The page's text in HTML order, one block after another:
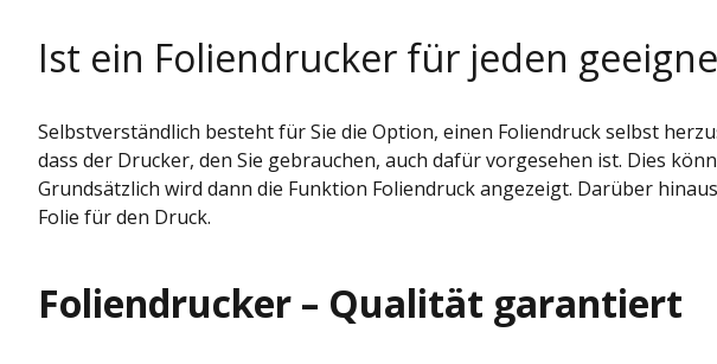
Ist ein Foliendrucker für jeden
Selbstverständlich besteht für Sie die Option, einen Foliendruck selbst
dass der Drucker, den Sie gebrauchen, auch dafür vorgesehen ist. Dies
Grundsätzlich wird dann die Funktion Foliendruck angezeigt. Darüber
Folie für den Druck.
Foliendrucker – Qualität garantiert